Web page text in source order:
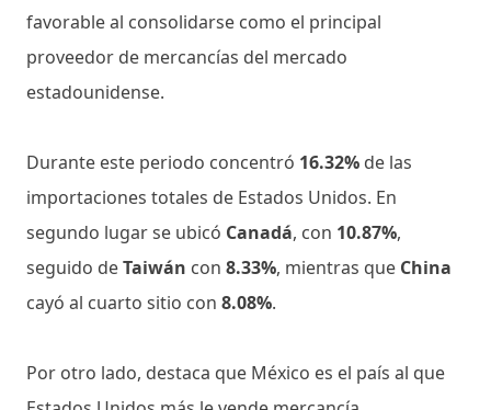
favorable al consolidarse como el principal
proveedor de mercancías del mercado
estadounidense.
Durante este periodo concentró 16.32% de las
importaciones totales de Estados Unidos. En
segundo lugar se ubicó Canadá, con 10.87%,
seguido deTaiwán con 8.33%, mientras que China
cayó al cuarto sitio con 8.08%.
Por otro lado, destaca que México es el país al que